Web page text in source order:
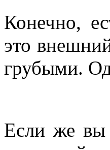
Конечно,
это
грубыми.
Если же вы